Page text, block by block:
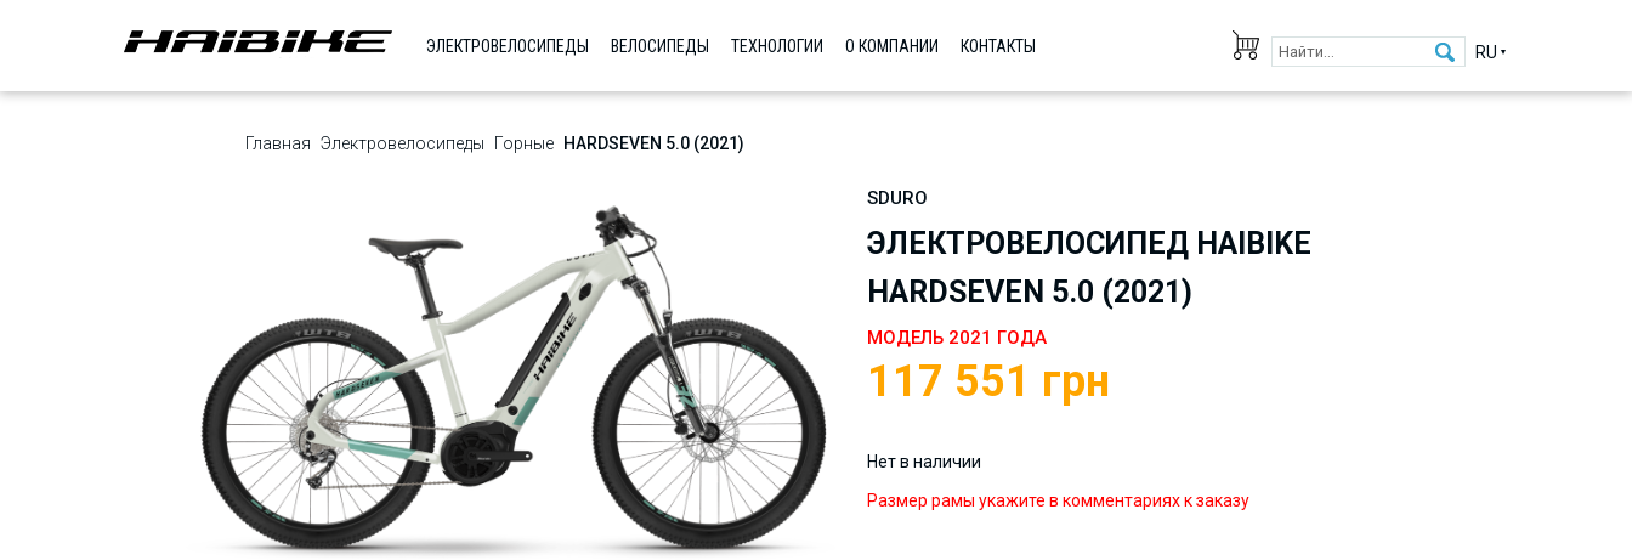
ЭЛЕКТРОВЕЛОСИПЕДЫ ВЕЛОСИПЕДЫ ТЕХНОЛОГИИ О КОМПАНИИ КОНТАКТЫ RU
Главная Электровелосипеды Горные HARDSEVEN 5.0 (2021)
SDURO
ЭЛЕКТРОВЕЛОСИПЕД HAIBIKE
HARDSEVEN 5.0 (2021)
МОДЕЛЬ 2021 ГОДА
117 551 грн
Нет в наличии
Размер рамы укажите в комментариях к заказу